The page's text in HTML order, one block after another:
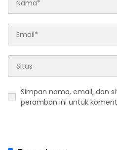
Simpan nama, email, dan
peramban ini untuk